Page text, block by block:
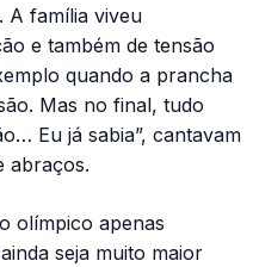
A família viveu
e também de tensão
quando a prancha
Mas no final, tudo
Eu já sabia”, cantavam
abraços.
olímpico apenas
seja muito maior